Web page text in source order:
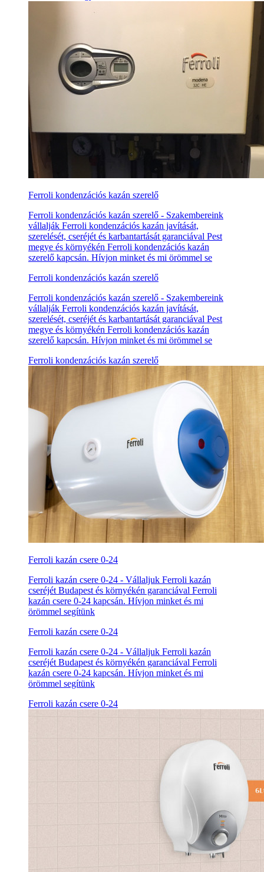
Ferroli kondenzációs kazán szerelő
Ferroli kondenzációs kazán szerelő - Szakembereink
vállalják Ferroli kondenzációs kazán javítását,
szerelését, cseréjét és karbantartását garanciával Pest
megye és környékén Ferroli kondenzációs kazán
szerelő kapcsán. Hívjon minket és mi örömmel se
Ferroli kondenzációs kazán szerelő
Ferroli kondenzációs kazán szerelő - Szakembereink
vállalják Ferroli kondenzációs kazán javítását,
szerelését, cseréjét és karbantartását garanciával Pest
megye és környékén Ferroli kondenzációs kazán
szerelő kapcsán. Hívjon minket és mi örömmel se
Ferroli kondenzációs kazán szerelő
Ferroli kazán csere 0-24
Ferroli kazán csere 0-24 - Vállaljuk Ferroli kazán
cseréjét Budapest és környékén garanciával Ferroli
kazán csere 0-24 kapcsán. Hívjon minket és mi
örömmel segítünk
Ferroli kazán csere 0-24
Ferroli kazán csere 0-24 - Vállaljuk Ferroli kazán
cseréjét Budapest és környékén garanciával Ferroli
kazán csere 0-24 kapcsán. Hívjon minket és mi
örömmel segítünk
Ferroli kazán csere 0-24